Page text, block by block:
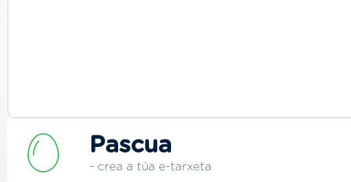
Pascua
- crea a túa e-tarxeta